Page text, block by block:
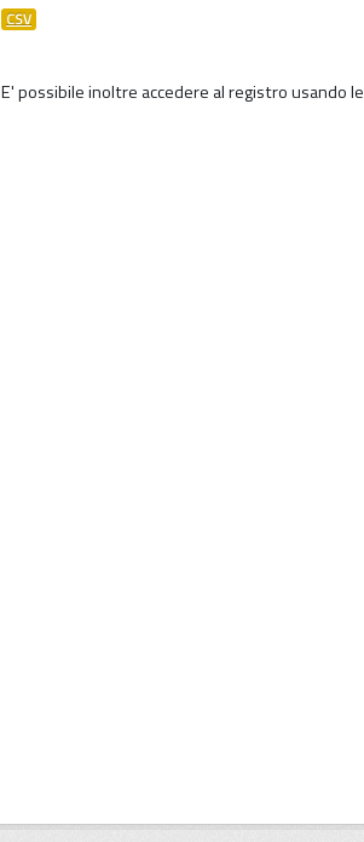
CSV
E' possibile inoltre accedere al registro usando le